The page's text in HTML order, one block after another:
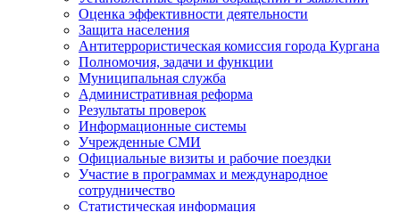
Оценка эффективности деятельности
Защита населения
Антитеррористическая комиссия города Кургана
Полномочия, задачи и функции
Муниципальная служба
Административная реформа
Результаты проверок
Информационные системы
Учрежденные СМИ
Официальные визиты и рабочие поездки
Участие в программах и международное
сотрудничество
Статистическая информация